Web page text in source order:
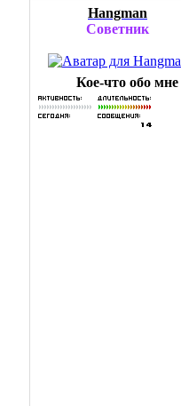
Hangman
Советник
Кое-что обо мне